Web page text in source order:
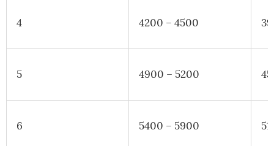
4 4200 – 4500
5 4900 – 5200
6 5400 – 5900